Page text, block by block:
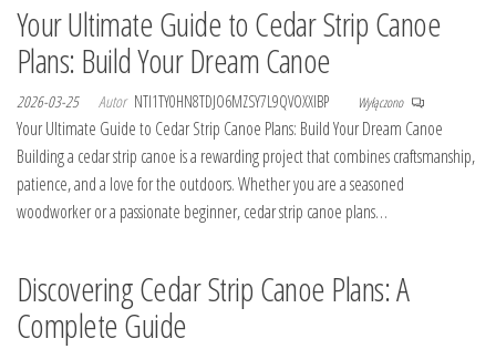
Your Ultimate Guide to Cedar Strip Canoe
Plans: Build Your Dream Canoe
2026-03-25 Autor NTI1TY0HN8TDJO6MZSY7L9QVOXXIBP Wyłączono
Your Ultimate Guide to Cedar Strip Canoe Plans: Build Your Dream Canoe
Building a cedar strip canoe is a rewarding project that combines craftsmanship,
patience, and a love for the outdoors. Whether you are a seasoned
woodworker or a passionate beginner, cedar strip canoe plans…
Discovering Cedar Strip Canoe Plans: A
Complete Guide